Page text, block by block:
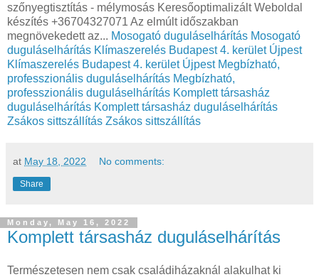
szőnyegtisztítás - mélymosás Keresőoptimalizált Weboldal
készítés +36704327071 Az elmúlt időszakban
megnövekedett az... Mosogató duguláselhárítás Mosogató
duguláselhárítás Klímaszerelés Budapest 4. kerület Újpest
Klímaszerelés Budapest 4. kerület Újpest Megbízható,
professzionális duguláselhárítás Megbízható,
professzionális duguláselhárítás Komplett társasház
duguláselhárítás Komplett társasház duguláselhárítás
Zsákos sittszállítás Zsákos sittszállítás
at May 18, 2022 No comments:
Share
Monday, May 16, 2022
Komplett társasház duguláselhárítás
Természetesen nem csak családiházaknál alakulhat ki